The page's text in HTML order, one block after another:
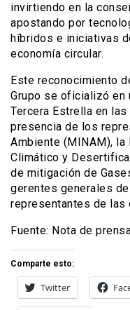
invirtiendo en la
apostando por
híbridos e iniciativas
economía circular.
Este reconocimiento
Grupo se oficializó en
Tercera Estrella en
presencia de los
Ambiente (MINAM), la
Climático y
de mitigación de
gerentes generales de
representantes de las
Fuente: Nota de
Comparte esto:
Twitter